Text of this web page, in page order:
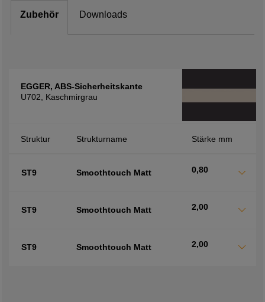
Zubehör Downloads
EGGER, ABS-Sicherheitskante
U702, Kaschmirgrau
Struktur Strukturname Stärke mm
ST9 Smoothtouch Matt 0,80
ST9 Smoothtouch Matt 2,00
ST9 Smoothtouch Matt 2,00